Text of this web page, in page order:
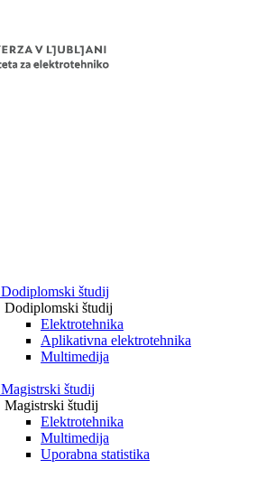
Dodiplomski študij
Dodiplomski študij
Elektrotehnika
Aplikativna elektrotehnika
Multimedija
Magistrski študij
Magistrski študij
Elektrotehnika
Multimedija
Uporabna statistika